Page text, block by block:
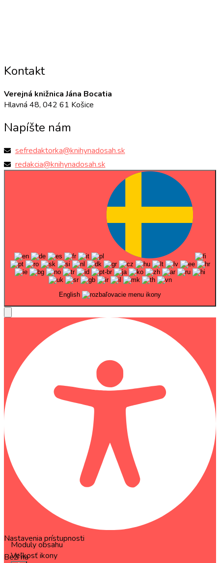
Kontakt
Verejná knižnica Jána Bocatia
Hlavná 48, 042 61 Košice
Napíšte nám
sefredaktorka@knihynadosah.sk
redakcia@knihynadosah.sk
English
Nastavenia prístupnosti
Beží naOneTap
Moduly obsahu
Veľkosť ikony